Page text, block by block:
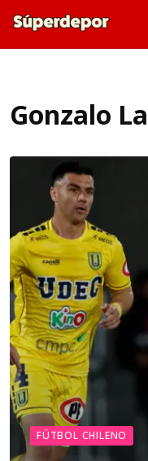
Gonzalo
FÚTBOL CHILENO